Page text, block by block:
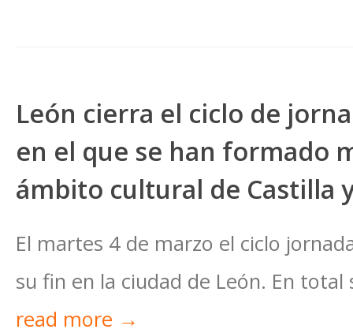
León cierra el ciclo de
en el que se han formado
ámbito cultural de Castilla
El martes 4 de marzo el ciclo
su fin en la ciudad de León. En
read more →